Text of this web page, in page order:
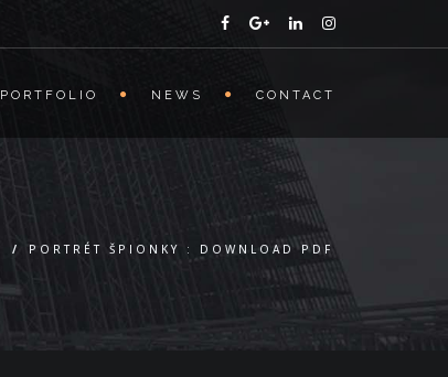
PORTFOLIO NEWS CONTACT
/ PORTRÉT ŠPIONKY : DOWNLOAD PDF